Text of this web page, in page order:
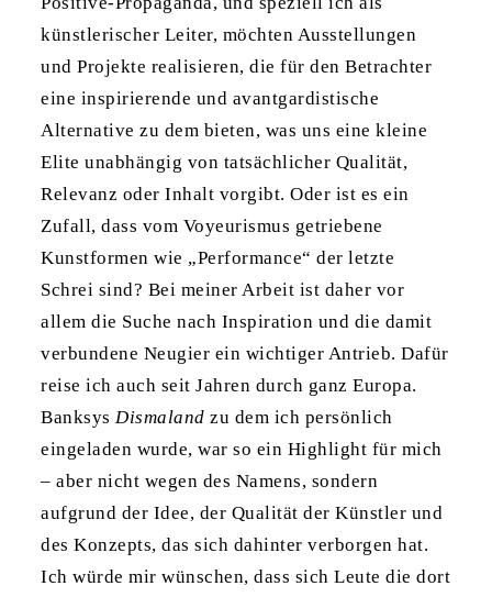
künstlerischer Leiter, möchten Ausstellungen
und Projekte realisieren, die für den Betrachter
eine inspirierende und avantgardistische
Alternative zu dem bieten, was uns eine kleine
Elite unabhängig von tatsächlicher Qualität,
Relevanz oder Inhalt vorgibt. Oder ist es ein
Zufall, dass vom Voyeurismus getriebene
Kunstformen wie „Performance“ der letzte
Schrei sind? Bei meiner Arbeit ist daher vor
allem die Suche nach Inspiration und die damit
verbundene Neugier ein wichtiger Antrieb. Dafür
reise ich auch seit Jahren durch ganz Europa.
BanksysDismaland zu dem ich persönlich
eingeladen wurde, war so ein Highlight für mich
– aber nicht wegen des Namens, sondern
aufgrund der Idee, der Qualität der Künstler und
des Konzepts, das sich dahinter verborgen hat.
Ich würde mir wünschen, dass sich Leute die dort